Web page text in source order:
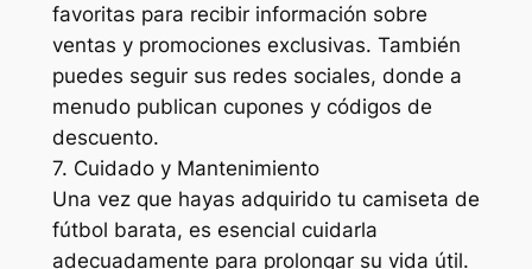
favoritas para recibir información sobre
ventas y promociones exclusivas. También
puedes seguir sus redes sociales, donde a
menudo publican cupones y códigos de
descuento.
7. Cuidado y Mantenimiento
Una vez que hayas adquirido tu camiseta de
fútbol barata, es esencial cuidarla
adecuadamente para prolongar su vida útil.